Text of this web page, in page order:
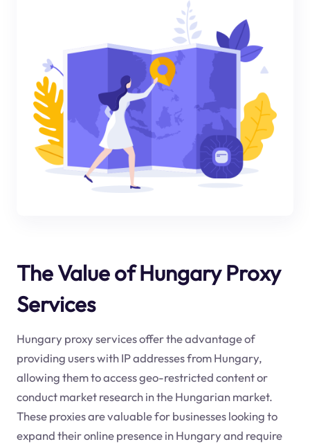
The Value of Hungary Proxy
Services
Hungary proxy services offer the advantage of
providing users with IP addresses from Hungary,
allowing them to access geo-restricted content or
conduct market research in the Hungarian market.
These proxies are valuable for businesses looking to
expand their online presence in Hungary and require